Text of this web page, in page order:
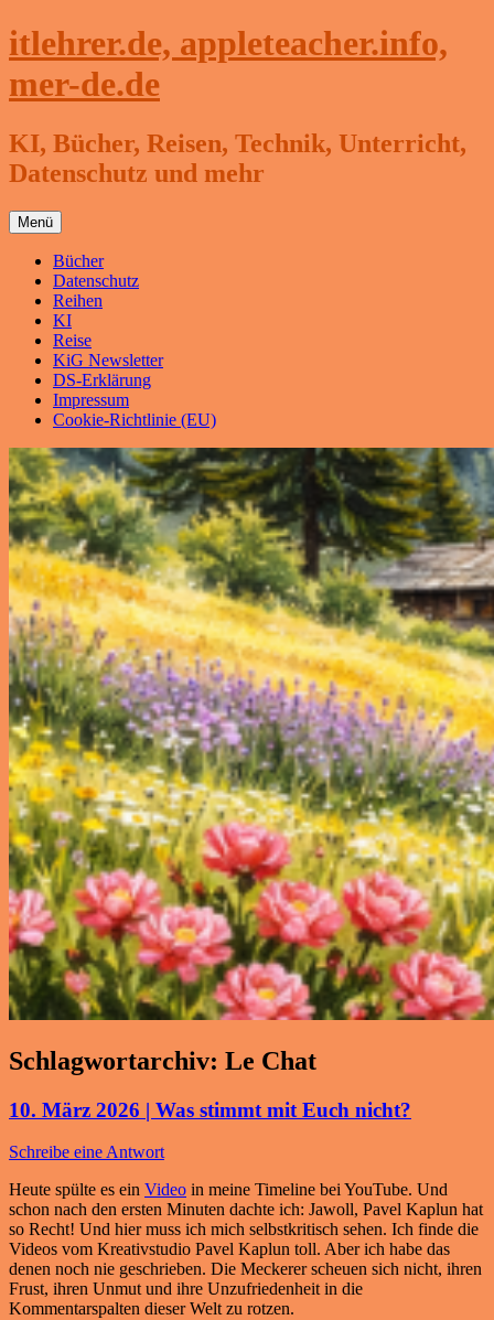
Zum
Inhalt
itlehrer.de, appleteacher.info,
mer-de.de
KI, Bücher, Reisen, Technik, Unterricht,
Datenschutz und mehr
Menü
Bücher
Datenschutz
Reihen
KI
Reise
KiG Newsletter
DS-Erklärung
Impressum
Cookie-Richtlinie (EU)
Schlagwortarchiv: Le Chat
10. März 2026 | Was stimmt mit Euch nicht?
Schreibe eine Antwort
Heute spülte es ein Video in meine Timeline bei YouTube. Und
schon nach den ersten Minuten dachte ich: Jawoll, Pavel Kaplun hat
so Recht! Und hier muss ich mich selbstkritisch sehen. Ich finde die
Videos vom Kreativstudio Pavel Kaplun toll. Aber ich habe das
denen noch nie geschrieben. Die Meckerer scheuen sich nicht, ihren
Frust, ihren Unmut und ihre Unzufriedenheit in die
Kommentarspalten dieser Welt zu rotzen.